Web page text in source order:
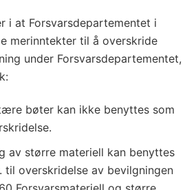
i at Forsvarsdepartementet i
merinntekter til å overskride
under Forsvarsdepartementet,
bøter kan ikke benyttes som
av større materiell kan benyttes
til overskridelse av bevilgningen